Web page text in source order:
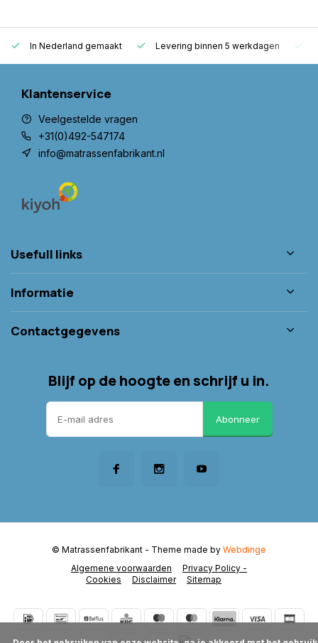
In Nederland gemaakt Levering binnen 5 werkdagen
Klantenservice
Veelgestelde vragen
+31(0)492-547174
info@matrassenfabrikant.nl
Usefull links
Informatie
Contactgegevens
Blijf op de hoogte en schrijf u in.
Abonneer
Algemene voorwaarden
Privacy Policy -
Cookies
Disclaimer Sitemap
© Matrassenfabrikant - Theme made by Webdinge